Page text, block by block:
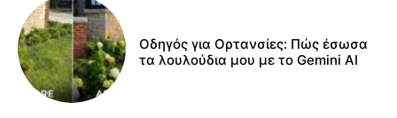
Οδηγός για Ορτανσίες: Πώς έσωσα
τα λουλούδια μου με το Gemini AI